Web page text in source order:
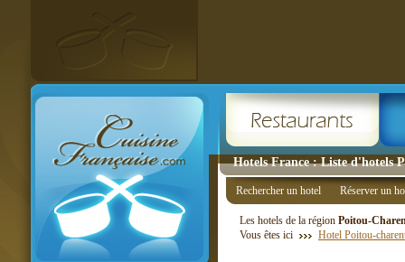
Hotels France : Liste d'hotels
Rechercher un hotel Réserver un
Les hotels de la région Poitou-
Vous êtes ici
Hotel Poitou-